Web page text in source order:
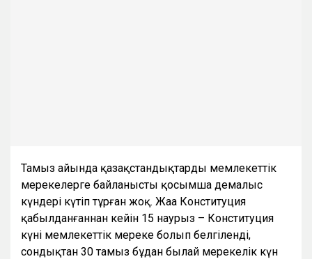
Тамыз айында қазақстандықтарды мемлекеттік
мерекелерге байланысты қосымша демалыс
күндері күтіп тұрған жоқ. Жаңа Конституция
қабылданғаннан кейін 15 наурыз – Конституция
күні мемлекеттік мереке болып белгіленді,
сондықтан 30 тамыз бұдан былай мерекелік күн